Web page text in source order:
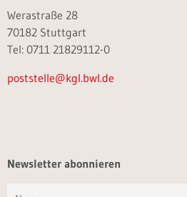
Werastraße 28
70182 Stuttgart
Tel: 0711 21829112-0
poststelle@kgl.bwl.de
Newsletter abonnieren